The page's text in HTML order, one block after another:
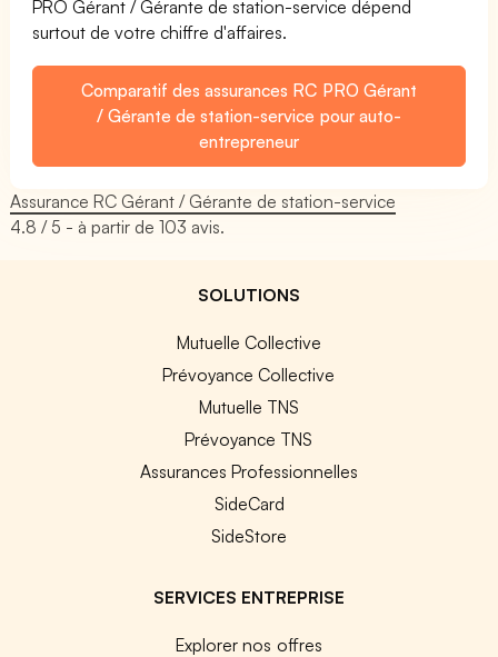
PRO Gérant / Gérante de station-service dépend
surtout de votre chiffre d'affaires.
Comparatif des assurances RC PRO Gérant
/ Gérante de station-service pour auto-
entrepreneur
Assurance RC Gérant / Gérante de station-service
4.8 / 5 - à partir de103 avis.
SOLUTIONS
Mutuelle Collective
Prévoyance Collective
Mutuelle TNS
Prévoyance TNS
Assurances Professionnelles
SideCard
SideStore
SERVICES ENTREPRISE
Explorer nos offres